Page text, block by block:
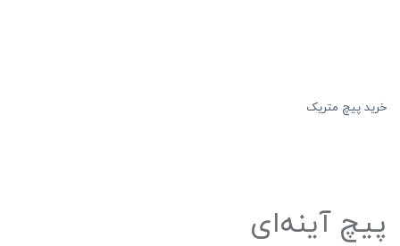
خرید پیچ متریک
پیچ آینه‌ای